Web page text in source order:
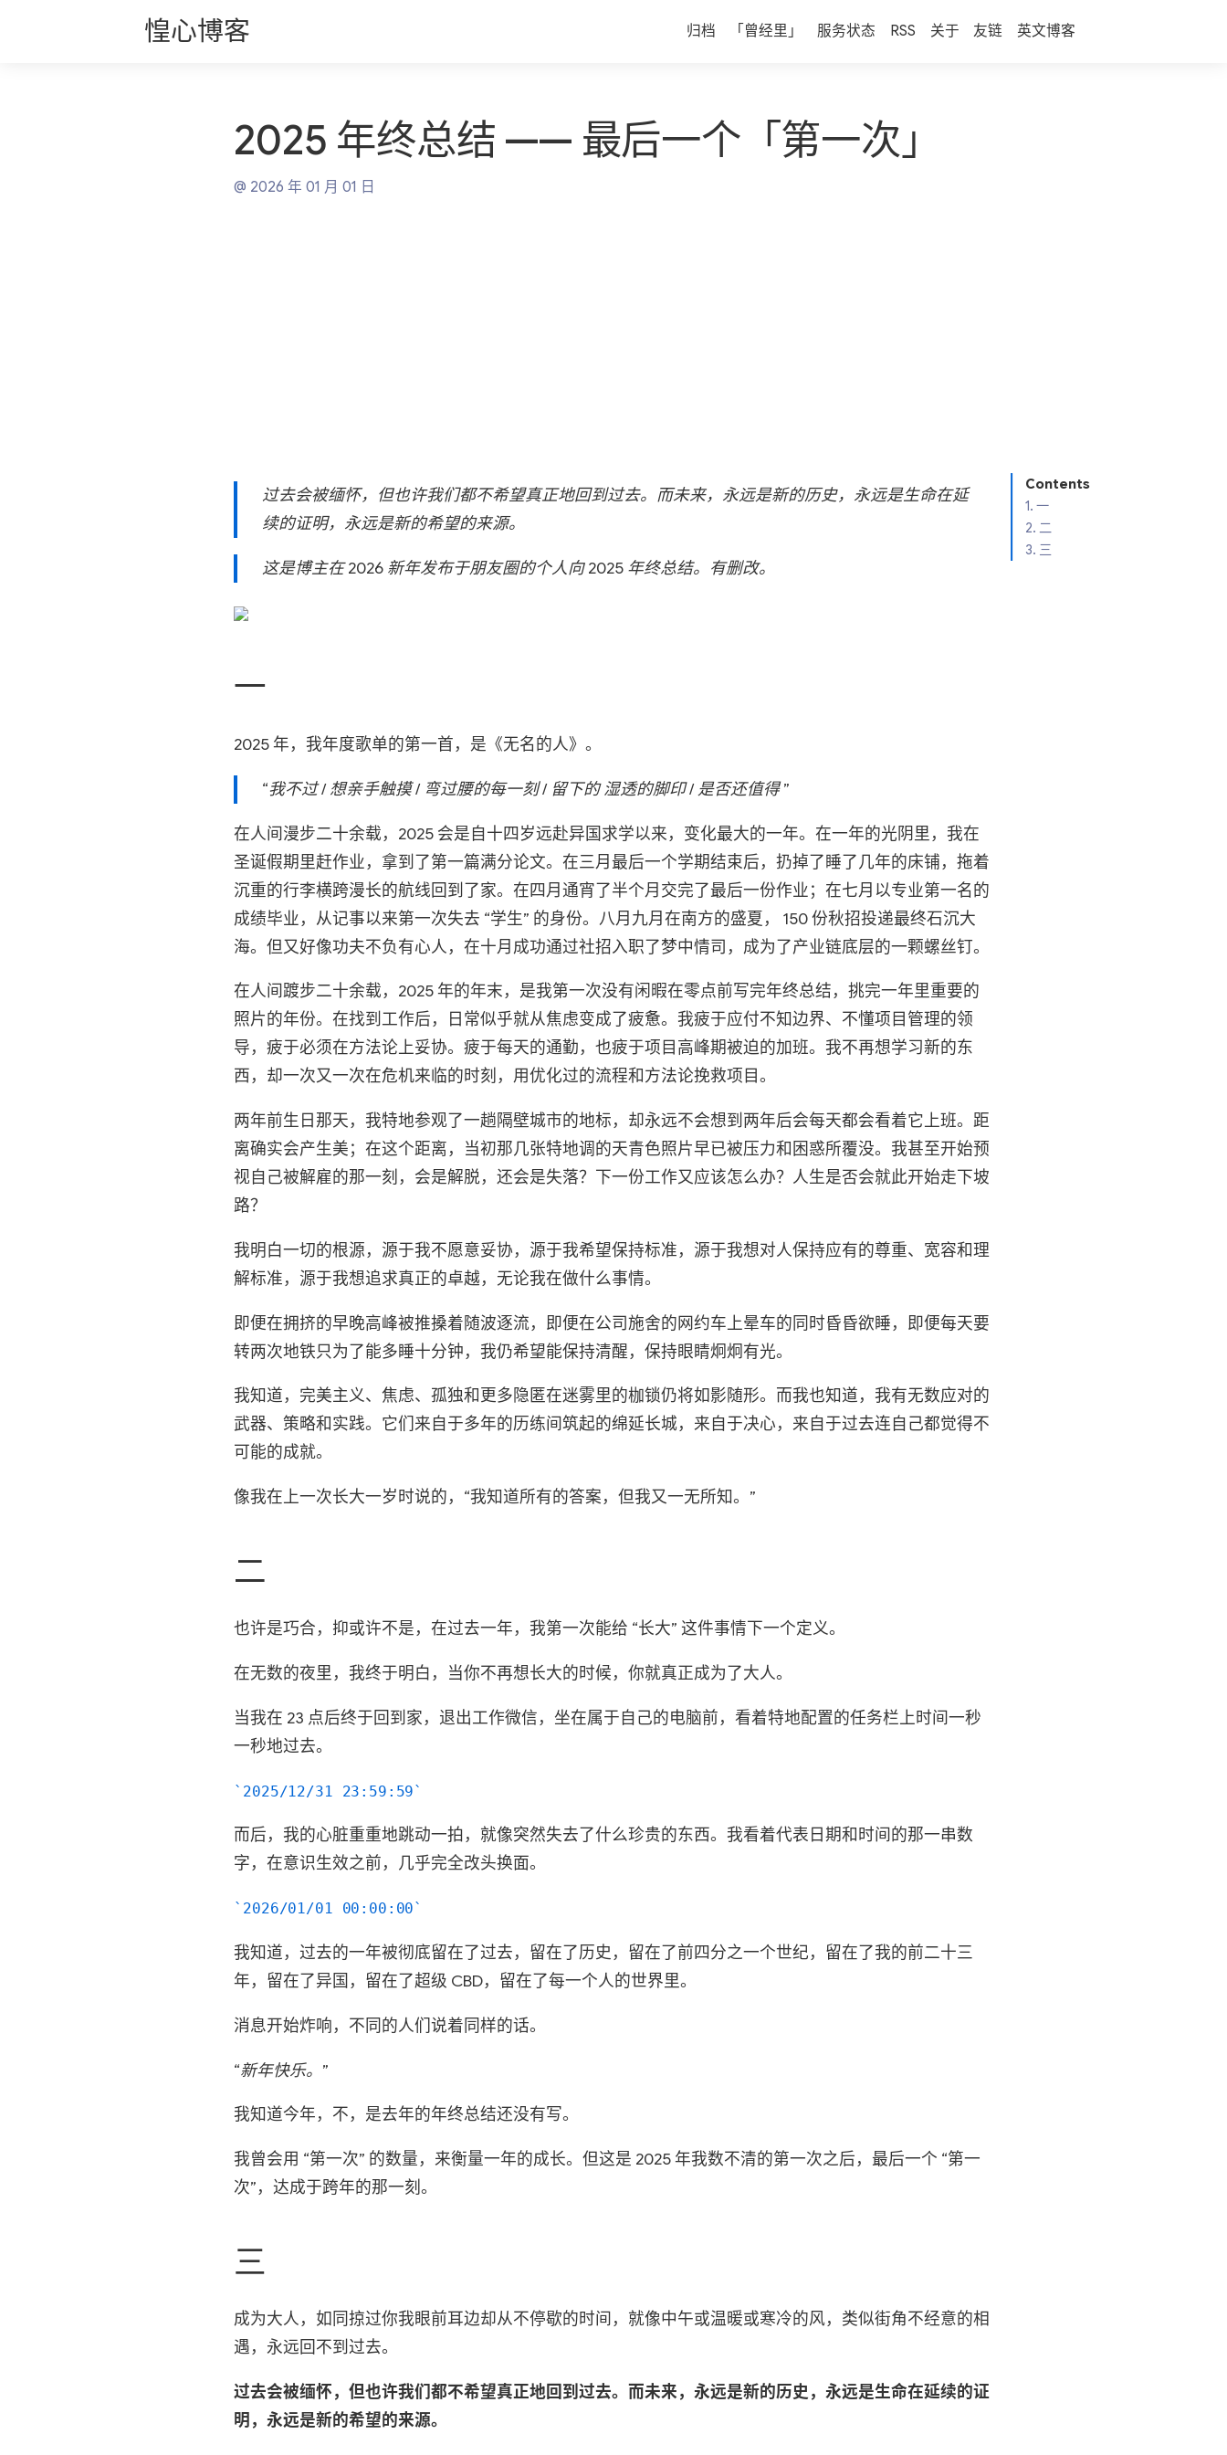
惶心博客 归档 「曾经里」 服务状态 RSS 关于 友链 英文博客
2025 年终总结 —— 最后一个「第一次」
@ 2026 年 01 月 01 日
Contents
1. 一
2. 二
3. 三
过去会被缅怀，但也许我们都不希望真正地回到过去。而未来，永远是新的历史，永远是生命在延
续的证明，永远是新的希望的来源。
这是博主在 2026 新年发布于朋友圈的个人向 2025 年终总结。有删改。
一
2025 年，我年度歌单的第一首，是《无名的人》。
“我不过 / 想亲手触摸 / 弯过腰的每一刻 / 留下的 湿透的脚印 / 是否还值得 ”
在人间漫步二十余载，2025 会是自十四岁远赴异国求学以来，变化最大的一年。在一年的光阴里，我在
圣诞假期里赶作业，拿到了第一篇满分论文。在三月最后一个学期结束后，扔掉了睡了几年的床铺，拖着
沉重的行李横跨漫长的航线回到了家。在四月通宵了半个月交完了最后一份作业；在七月以专业第一名的
成绩毕业，从记事以来第一次失去 “学生” 的身份。八月九月在南方的盛夏， 150 份秋招投递最终石沉大
海。但又好像功夫不负有心人，在十月成功通过社招入职了梦中情司，成为了产业链底层的一颗螺丝钉。
在人间踱步二十余载，2025 年的年末，是我第一次没有闲暇在零点前写完年终总结，挑完一年里重要的
照片的年份。在找到工作后，日常似乎就从焦虑变成了疲惫。我疲于应付不知边界、不懂项目管理的领
导，疲于必须在方法论上妥协。疲于每天的通勤，也疲于项目高峰期被迫的加班。我不再想学习新的东
西，却一次又一次在危机来临的时刻，用优化过的流程和方法论挽救项目。
两年前生日那天，我特地参观了一趟隔壁城市的地标，却永远不会想到两年后会每天都会看着它上班。距
离确实会产生美；在这个距离，当初那几张特地调的天青色照片早已被压力和困惑所覆没。我甚至开始预
视自己被解雇的那一刻，会是解脱，还会是失落？下一份工作又应该怎么办？人生是否会就此开始走下坡
路？
我明白一切的根源，源于我不愿意妥协，源于我希望保持标准，源于我想对人保持应有的尊重、宽容和理
解标准，源于我想追求真正的卓越，无论我在做什么事情。
即便在拥挤的早晚高峰被推搡着随波逐流，即便在公司施舍的网约车上晕车的同时昏昏欲睡，即便每天要
转两次地铁只为了能多睡十分钟，我仍希望能保持清醒，保持眼睛炯炯有光。
我知道，完美主义、焦虑、孤独和更多隐匿在迷雾里的枷锁仍将如影随形。而我也知道，我有无数应对的
武器、策略和实践。它们来自于多年的历练间筑起的绵延长城，来自于决心，来自于过去连自己都觉得不
可能的成就。
像我在上一次长大一岁时说的，“我知道所有的答案，但我又一无所知。”
二
也许是巧合，抑或许不是，在过去一年，我第一次能给 “长大” 这件事情下一个定义。
在无数的夜里，我终于明白，当你不再想长大的时候，你就真正成为了大人。
当我在 23 点后终于回到家，退出工作微信，坐在属于自己的电脑前，看着特地配置的任务栏上时间一秒
一秒地过去。
2025/12/31 23:59:59
而后，我的心脏重重地跳动一拍，就像突然失去了什么珍贵的东西。我看着代表日期和时间的那一串数
字，在意识生效之前，几乎完全改头换面。
2026/01/01 00:00:00
我知道，过去的一年被彻底留在了过去，留在了历史，留在了前四分之一个世纪，留在了我的前二十三
年，留在了异国，留在了超级 CBD，留在了每一个人的世界里。
消息开始炸响，不同的人们说着同样的话。
“新年快乐。”
我知道今年，不，是去年的年终总结还没有写。
我曾会用 “第一次” 的数量，来衡量一年的成长。但这是 2025 年我数不清的第一次之后，最后一个 “第一
次”，达成于跨年的那一刻。
三
成为大人，如同掠过你我眼前耳边却从不停歇的时间，就像中午或温暖或寒冷的风，类似街角不经意的相
遇，永远回不到过去。
过去会被缅怀，但也许我们都不希望真正地回到过去。而未来，永远是新的历史，永远是生命在延续的证
明，永远是新的希望的来源。